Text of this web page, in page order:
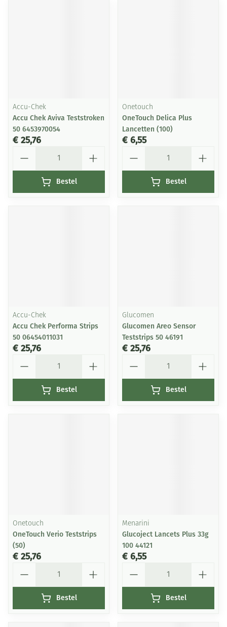
Accu-Chek
Accu Chek Aviva Teststroken
50 6453970054
€ 25,76
Bestel
Onetouch
OneTouch Delica Plus
Lancetten (100)
€ 6,55
Bestel
Accu-Chek
Accu Chek Performa Strips
50 06454011031
€ 25,76
Bestel
Glucomen
Glucomen Areo Sensor
Teststrips 50 46191
€ 25,76
Bestel
Onetouch
OneTouch Verio Teststrips
(50)
€ 25,76
Bestel
Menarini
Glucoject Lancets Plus 33g
100 44121
€ 6,55
Bestel